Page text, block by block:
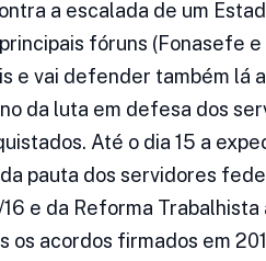
a escalada de um
fóruns (Fonasefe
e vai defender também lá
da luta em defesa dos
Até o dia 15 a
pauta dos servidores
e da Reforma Trabalhista
acordos firmados em